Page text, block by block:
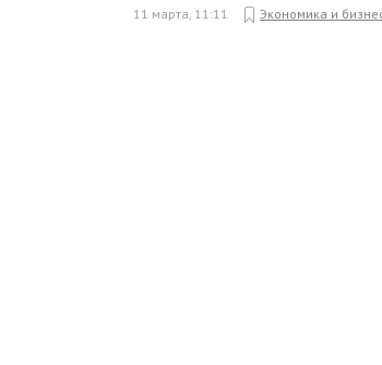
11 марта, 11:11 Экономика и